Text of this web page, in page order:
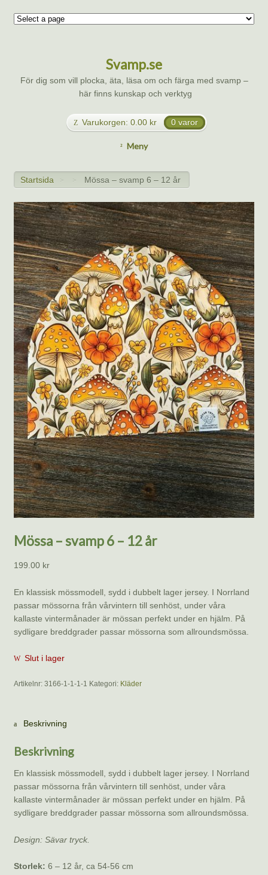
Svamp.se
För dig som vill plocka, äta, läsa om och färga med svamp –
här finns kunskap och verktyg
Varukorgen: 0.00 kr 0 varor
Meny
Startsida > > Mössa – svamp 6 – 12 år
Mössa – svamp 6 – 12 år
199.00 kr
En klassisk mössmodell, sydd i dubbelt lager jersey. I Norrland
passar mössorna från vårvintern till senhöst, under våra
kallaste vintermånader är mössan perfekt under en hjälm. På
sydligare breddgrader passar mössorna som allroundsmössa.
Slut i lager
Artikelnr: 3166-1-1-1-1 Kategori: Kläder
Beskrivning
Beskrivning
En klassisk mössmodell, sydd i dubbelt lager jersey. I Norrland
passar mössorna från vårvintern till senhöst, under våra
kallaste vintermånader är mössan perfekt under en hjälm. På
sydligare breddgrader passar mössorna som allroundsmössa.
Design: Sävar tryck.
Storlek: 6 – 12 år, ca 54-56 cm